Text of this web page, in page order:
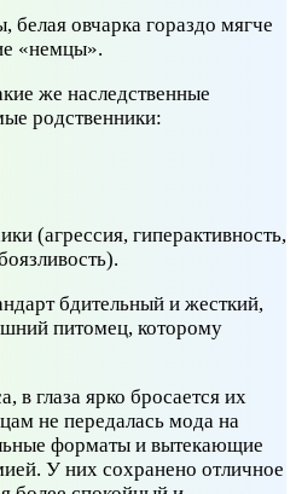
белая овчарка гораздо мягче
«немцы».
же наследственные
родственники:
(агрессия, гиперактивность,
бдительный и жесткий,
питомец, которому
в глаза ярко бросается их
не передалась мода на
форматы и вытекающие
У них сохранено отличное